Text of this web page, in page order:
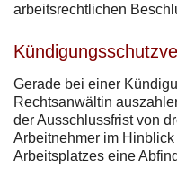
arbeitsrechtlichen
Gerade bei einer
Rechtsanwältin
der Ausschlussfrist von
Arbeitnehmer im
Arbeitsplatzes eine